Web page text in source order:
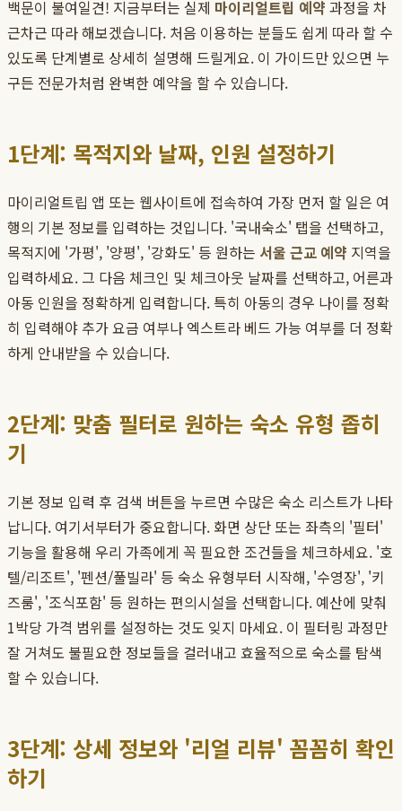
백문이 불여일견! 지금부터는 실제 마이리얼트립 예약 과정을 차
근차근 따라 해보겠습니다. 처음 이용하는 분들도 쉽게 따라 할 수
있도록 단계별로 상세히 설명해 드릴게요. 이 가이드만 있으면 누
구든 전문가처럼 완벽한 예약을 할 수 있습니다.
1단계: 목적지와 날짜, 인원 설정하기
마이리얼트립 앱 또는 웹사이트에 접속하여 가장 먼저 할 일은 여
행의 기본 정보를 입력하는 것입니다. '국내숙소' 탭을 선택하고,
목적지에 '가평', '양평', '강화도' 등 원하는 서울 근교 예약 지역을
입력하세요. 그 다음 체크인 및 체크아웃 날짜를 선택하고, 어른과
아동 인원을 정확하게 입력합니다. 특히 아동의 경우 나이를 정확
히 입력해야 추가 요금 여부나 엑스트라 베드 가능 여부를 더 정확
하게 안내받을 수 있습니다.
2단계: 맞춤 필터로 원하는 숙소 유형 좁히
기
기본 정보 입력 후 검색 버튼을 누르면 수많은 숙소 리스트가 나타
납니다. 여기서부터가 중요합니다. 화면 상단 또는 좌측의 '필터'
기능을 활용해 우리 가족에게 꼭 필요한 조건들을 체크하세요. '호
텔/리조트', '펜션/풀빌라' 등 숙소 유형부터 시작해, '수영장', '키
즈룸', '조식포함' 등 원하는 편의시설을 선택합니다. 예산에 맞춰
1박당 가격 범위를 설정하는 것도 잊지 마세요. 이 필터링 과정만
잘 거쳐도 불필요한 정보들을 걸러내고 효율적으로 숙소를 탐색
할 수 있습니다.
3단계: 상세 정보와 '리얼 리뷰' 꼼꼼히 확인
하기